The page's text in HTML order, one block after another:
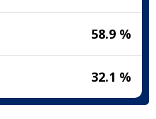
58.9 %
32.1 %